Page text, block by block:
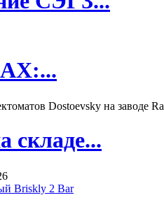
Dostoevsky на заводе
складе...
Briskly 2 Bar